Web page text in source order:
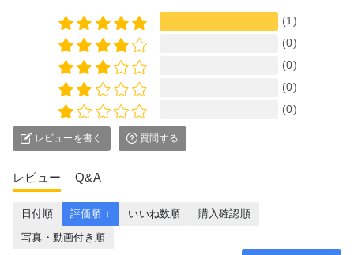
(1)
(0)
(0)
(0)
(0)
レビューを書く 質問する
レビュー Q&A
日付順 評価順 ↓ いいね数順
購入確認順
写真・動画付き順